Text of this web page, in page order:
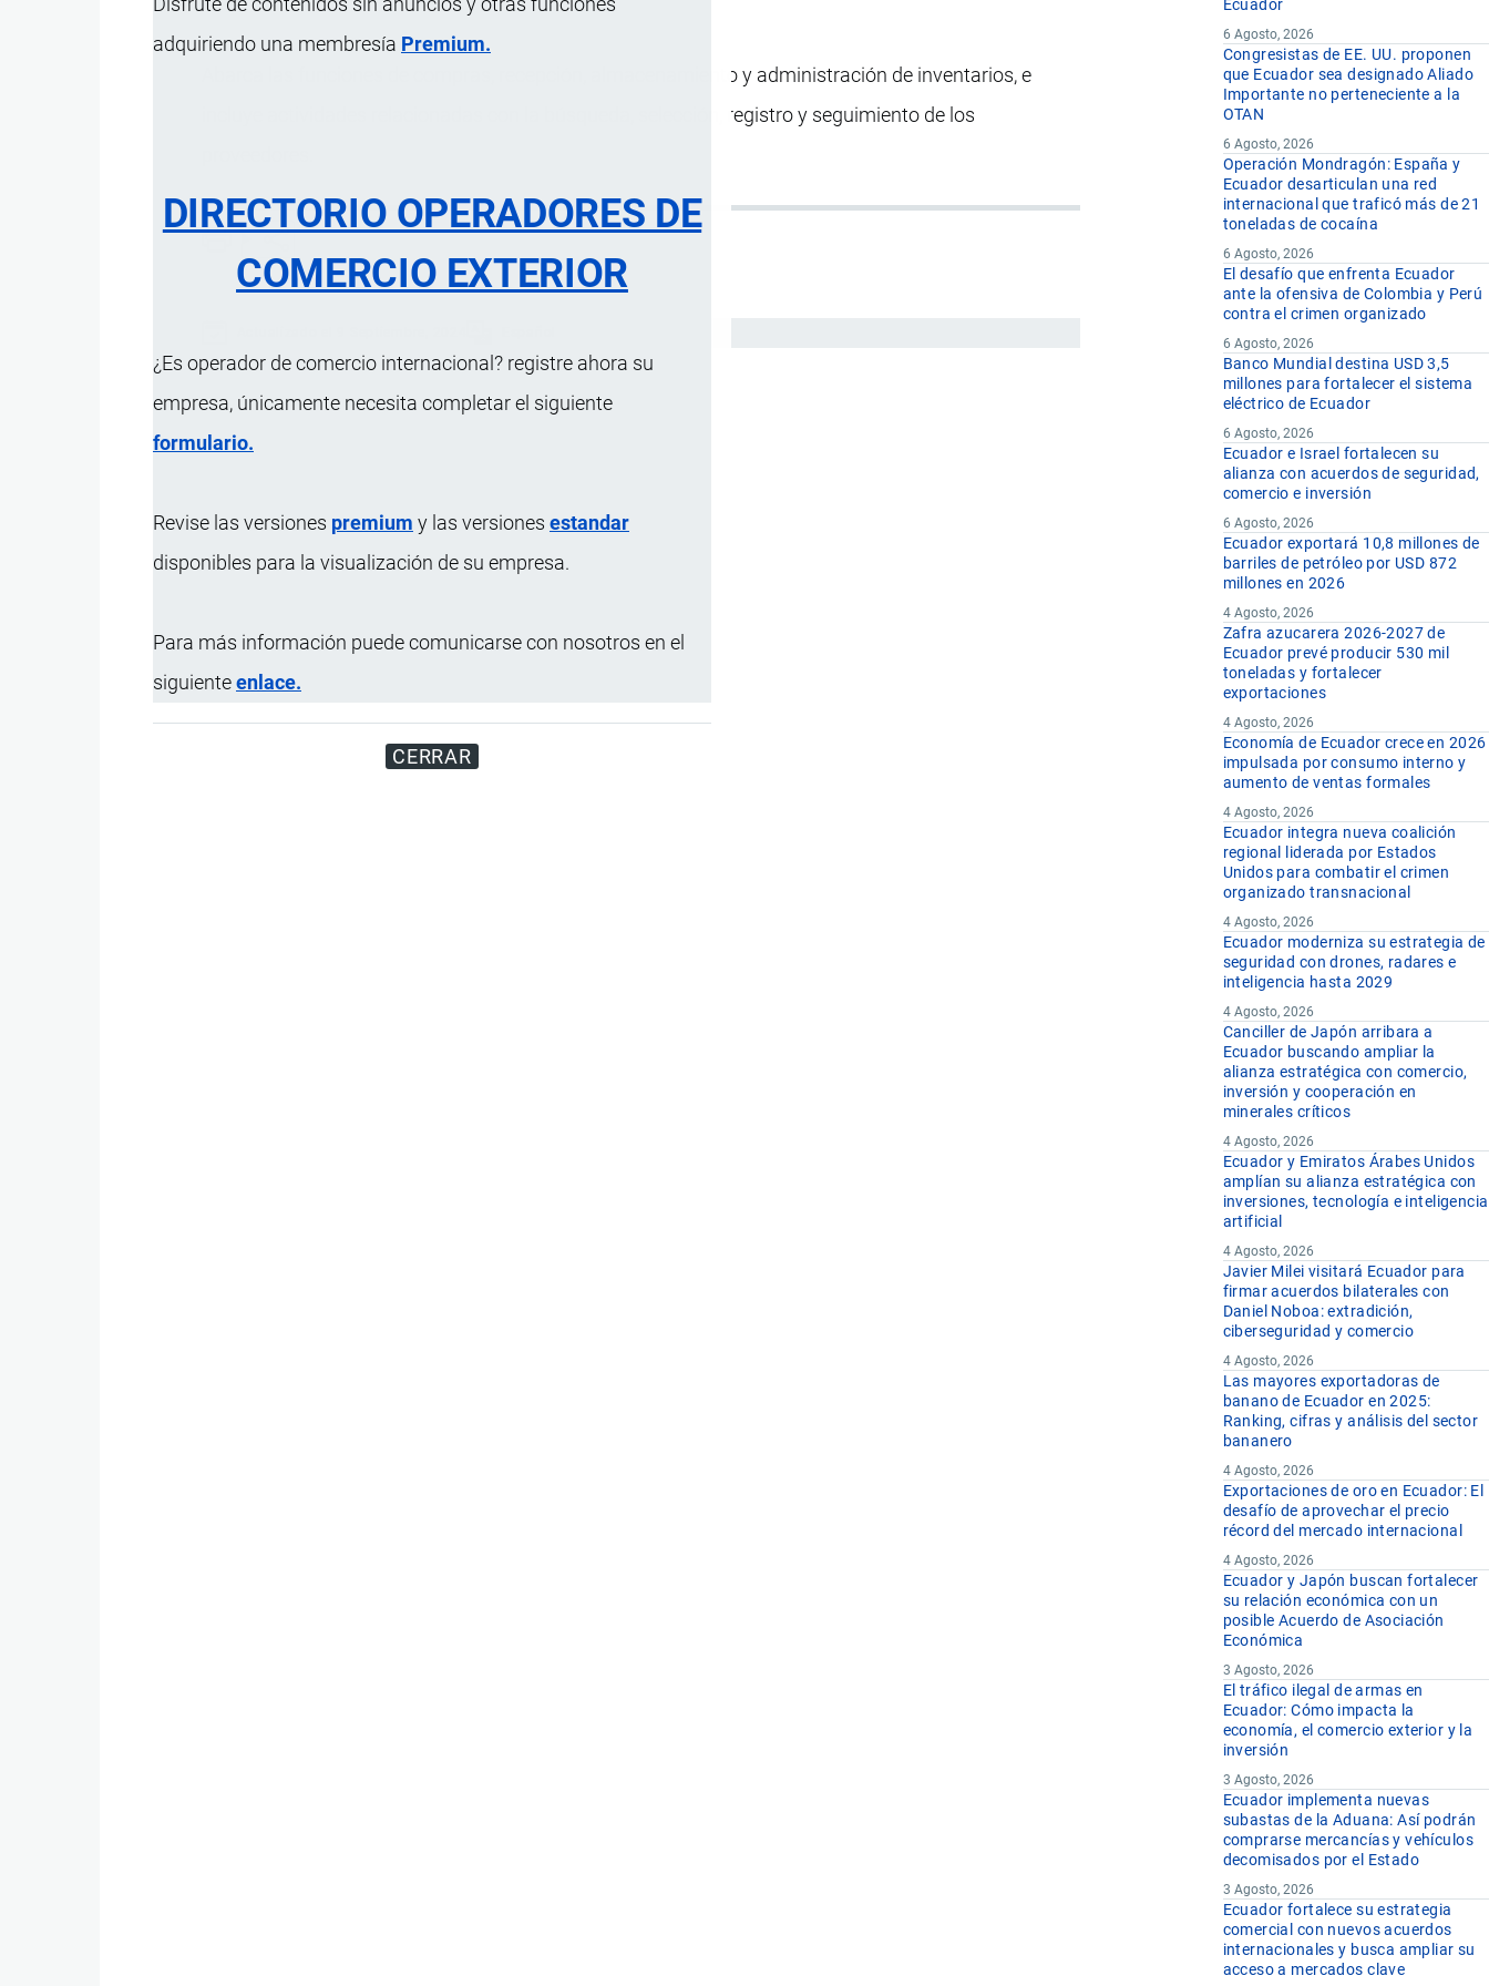
adquiriendo una membresía Premium.
DIRECTORIO OPERADORES DE
COMERCIO EXTERIOR
¿Es operador de comercio internacional? registre ahora su
empresa, únicamente necesita completar el siguiente
formulario.
Revise las versiones premium y las versiones estandar
disponibles para la visualización de su empresa.
Para más información puede comunicarse con nosotros en el
siguienteenlace.
CERRAR
Abarca las funciones de compras, recepción, almacenamiento y administración de inventarios, e
incluye actividades relacionadas con la búsqueda, selección, registro y seguimiento de los
Ecuador
6 Agosto, 2026
Congresistas de EE. UU. proponen
que Ecuador sea designado Aliado
Importante no perteneciente a la
OTAN
6 Agosto, 2026
Operación Mondragón: España y
Ecuador desarticulan una red
internacional que traficó más de 21
toneladas de cocaína
6 Agosto, 2026
El desafío que enfrenta Ecuador
ante la ofensiva de Colombia y Perú
contra el crimen organizado
6 Agosto, 2026
Banco Mundial destina USD 3,5
millones para fortalecer el sistema
eléctrico de Ecuador
6 Agosto, 2026
Ecuador e Israel fortalecen su
alianza con acuerdos de seguridad,
comercio e inversión
6 Agosto, 2026
Ecuador exportará 10,8 millones de
barriles de petróleo por USD 872
millones en 2026
4 Agosto, 2026
Zafra azucarera 2026-2027 de
Ecuador prevé producir 530 mil
toneladas y fortalecer
exportaciones
4 Agosto, 2026
Economía de Ecuador crece en 2026
impulsada por consumo interno y
aumento de ventas formales
4 Agosto, 2026
Ecuador integra nueva coalición
regional liderada por Estados
Unidos para combatir el crimen
organizado transnacional
4 Agosto, 2026
Ecuador moderniza su estrategia de
seguridad con drones, radares e
inteligencia hasta 2029
4 Agosto, 2026
Canciller de Japón arribara a
Ecuador buscando ampliar la
alianza estratégica con comercio,
inversión y cooperación en
minerales críticos
4 Agosto, 2026
Ecuador y Emiratos Árabes Unidos
amplían su alianza estratégica con
inversiones, tecnología e inteligencia
artificial
4 Agosto, 2026
Javier Milei visitará Ecuador para
firmar acuerdos bilaterales con
Daniel Noboa: extradición,
ciberseguridad y comercio
4 Agosto, 2026
Las mayores exportadoras de
banano de Ecuador en 2025:
Ranking, cifras y análisis del sector
bananero
4 Agosto, 2026
Exportaciones de oro en Ecuador: El
desafío de aprovechar el precio
récord del mercado internacional
4 Agosto, 2026
Ecuador y Japón buscan fortalecer
su relación económica con un
posible Acuerdo de Asociación
Económica
3 Agosto, 2026
El tráfico ilegal de armas en
Ecuador: Cómo impacta la
economía, el comercio exterior y la
inversión
3 Agosto, 2026
Ecuador implementa nuevas
subastas de la Aduana: Así podrán
comprarse mercancías y vehículos
decomisados por el Estado
3 Agosto, 2026
Ecuador fortalece su estrategia
comercial con nuevos acuerdos
internacionales y busca ampliar su
acceso a mercados clave